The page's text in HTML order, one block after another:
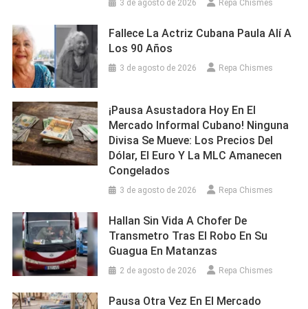
3 de agosto de 2026 Repa Chismes
Fallece La Actriz Cubana Paula Alí A
Los 90 Años
3 de agosto de 2026 Repa Chismes
¡Pausa Asustadora Hoy En El
Mercado Informal Cubano! Ninguna
Divisa Se Mueve: Los Precios Del
Dólar, El Euro Y La MLC Amanecen
Congelados
3 de agosto de 2026 Repa Chismes
Hallan Sin Vida A Chofer De
Transmetro Tras El Robo En Su
Guagua En Matanzas
2 de agosto de 2026 Repa Chismes
Pausa Otra Vez En El Mercado